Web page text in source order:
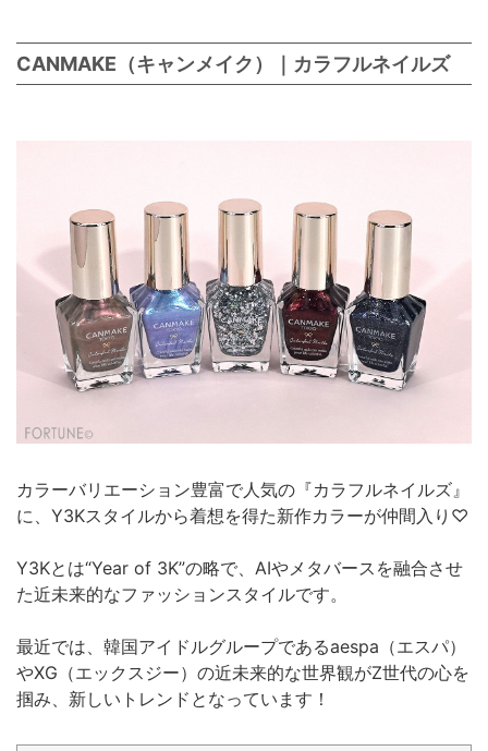
CANMAKE（キャンメイク）｜カラフルネイルズ
カラーバリエーション豊富で人気の『カラフルネイルズ』
に、Y3Kスタイルから着想を得た新作カラーが仲間入り♡
Y3Kとは“Year of 3K”の略で、AIやメタバースを融合させ
た近未来的なファッションスタイルです。
最近では、韓国アイドルグループであるaespa（エスパ）
やXG（エックスジー）の近未来的な世界観がZ世代の心を
掴み、新しいトレンドとなっています！